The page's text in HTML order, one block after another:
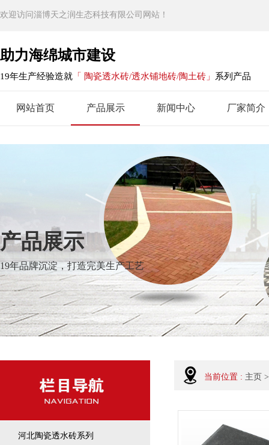
欢迎访问淄博天之润生态科技有限公司网站！
助力海绵城市建设
19年生产经验造就 「 陶瓷透水砖/透水铺地砖/陶土砖」 系列产品
网站首页 产品展示 新闻中心 厂家简介
产品展示
19年品牌沉淀，打造完美生产工艺
当前位置 : 主页
河北陶瓷透水砖系列